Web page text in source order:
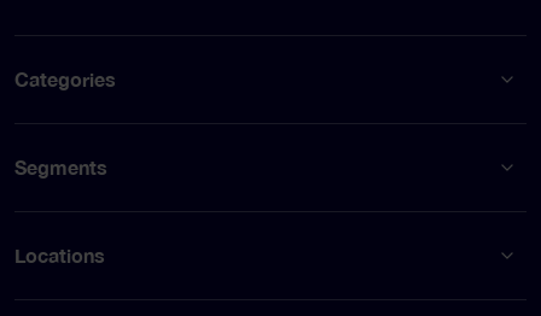
Categories
Segments
Locations